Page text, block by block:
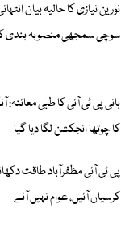
نورین نیازی کا حالیہ بیان
سوچی سمجھی منصوبہ بندی
بانی پی ٹی آئی کا طبی
کا چوتھا انجکشن لگا دیا گیا
پی ٹی آئی مظفرآباد طاقت
کرسیاں آئیں، عوام نہیں آئے